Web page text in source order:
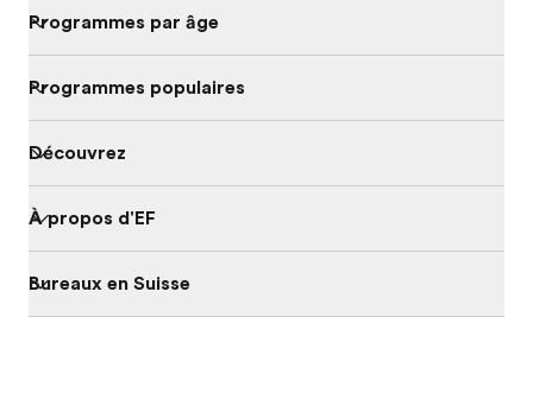
Programmes par âge
Programmes populaires
Découvrez
À propos d'EF
Bureaux en Suisse